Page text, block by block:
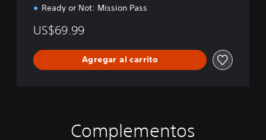
Ready or Not: Mission Pass
US$69.99
Agregar al carrito
Complementos